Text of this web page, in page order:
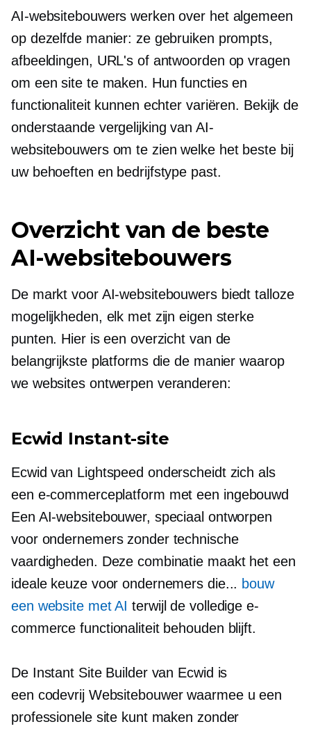
AI-websitebouwers werken over het algemeen
op dezelfde manier: ze gebruiken prompts,
afbeeldingen, URL's of antwoorden op vragen
om een ​​site te maken. Hun functies en
functionaliteit kunnen echter variëren. Bekijk de
onderstaande vergelijking van AI-
websitebouwers om te zien welke het beste bij
uw behoeften en bedrijfstype past.
Overzicht van de beste
AI-websitebouwers
De markt voor AI-websitebouwers biedt talloze
mogelijkheden, elk met zijn eigen sterke
punten. Hier is een overzicht van de
belangrijkste platforms die de manier waarop
we websites ontwerpen veranderen:
Ecwid Instant-site
Ecwid van Lightspeed onderscheidt zich als
een e-commerceplatform met een ingebouwd
Een AI-websitebouwer, speciaal ontworpen
voor ondernemers zonder technische
vaardigheden. Deze combinatie maakt het een
ideale keuze voor ondernemers die... bouw
een website met AI terwijl de volledige e-
commerce functionaliteit behouden blijft.
De Instant Site Builder van Ecwid is
een codevrijWebsitebouwer waarmee u een
professionele site kunt maken zonder